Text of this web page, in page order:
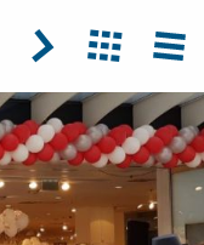
ARROW-LEFT
ICON: ARROW-RIGHT
ICON: